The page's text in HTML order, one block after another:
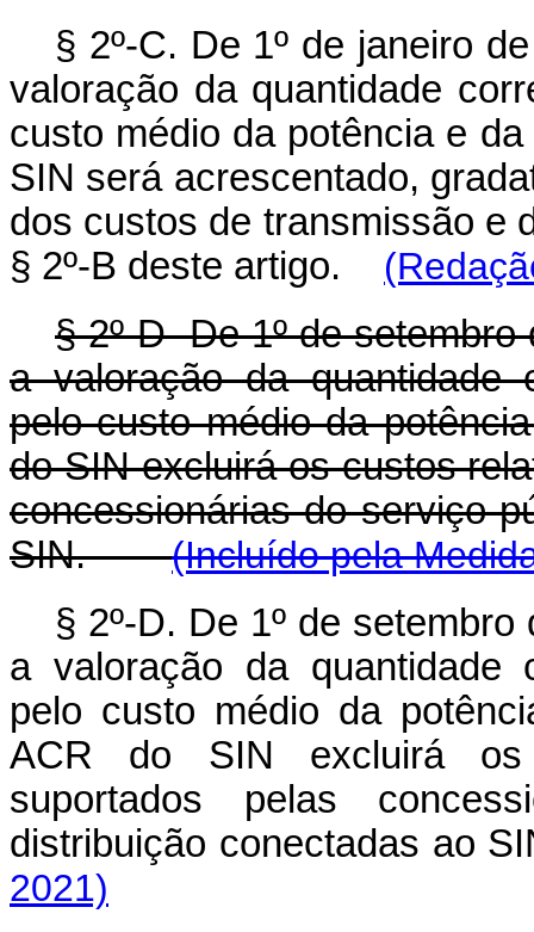
§ 2º-C. De 1º de janeiro
valoração da quantidade
custo médio da potência e
SIN será acrescentado,
dos custos de transmissão e
§ 2º-B deste artigo.
§ 2º-D De 1º de
a valoração da quantidade
pelo custo médio da
do SIN excluirá os custos
concessionárias do serviço
SIN.(Incluído pela
§ 2º-D. De 1º de
a valoração da quantidade
pelo custo médio da
ACR do SIN excluirá os
suportados pelas
distribuição conectadas ao
2021)